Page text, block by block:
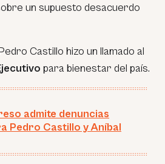
un supuesto desacuerdo
Castillo hizo un llamado al
para bienestar del país.
admite denuncias
Pedro Castillo y Aníbal